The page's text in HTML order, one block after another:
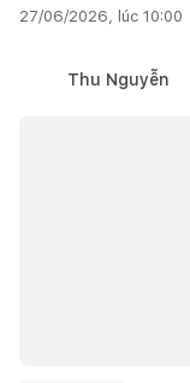
27/06/2026, lúc 10:00
Thu Nguyễn